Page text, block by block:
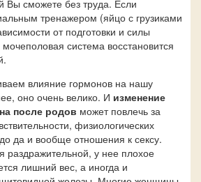
Вы сможете без труда. Если
тренажером (яйцо с грузиками
от подготовки и силы
система восстановится
влияние гормонов на нашу
оно очень велико. И изменение
после родов может повлечь за
физиологических
да и вообще отношения к сексу.
раздражительной, у нее плохое
лишний вес, а иногда и